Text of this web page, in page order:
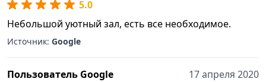
5.0
Небольшой уютный зал, есть все необходимое.
Источник: Google
Пользователь Google
17 апреля 2020